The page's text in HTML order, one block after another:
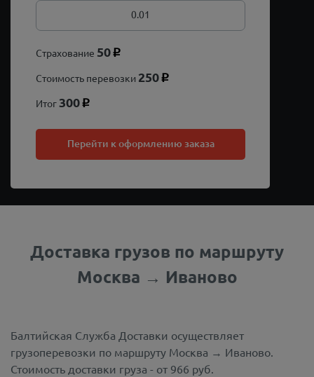
Страхование 50 p
Стоимость перевозки 250 p
Итог300 p
Перейти к оформлению заказа
Доставка грузов по маршруту
Москва → Иваново
Балтийская Служба Доставки осуществляет
грузоперевозки по маршруту Москва → Иваново.
Стоимость доставки груза - от 966 руб.